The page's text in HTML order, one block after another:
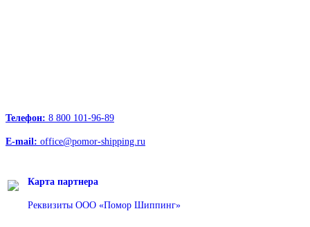
Телефон: 8 800 101-96-89
E-mail: office@pomor-shipping.ru
Карта партнера
Реквизиты ООО «Помор Шиппинг»